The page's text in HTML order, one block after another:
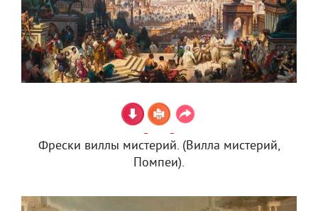
Фрески виллы мистерий. (Вилла мистерий,
Помпеи).